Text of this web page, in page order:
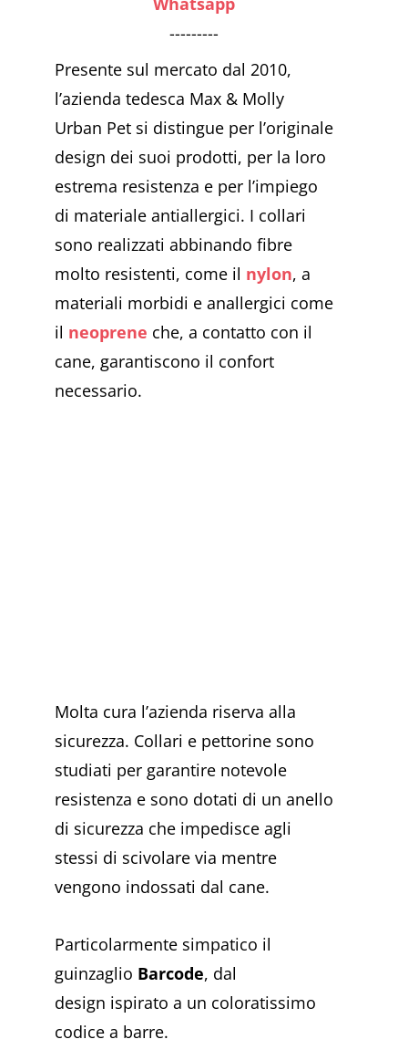
---------
Presente sul mercato dal 2010,
l’azienda tedesca Max & Molly
Urban Pet si distingue per l’originale
design dei suoi prodotti, per la loro
estrema resistenza e per l’impiego
di materiale antiallergici. I collari
sono realizzati abbinando fibre
molto resistenti, come il nylon, a
materiali morbidi e anallergici come
il neoprene che, a contatto con il
cane, garantiscono il confort
necessario.
Molta cura l’azienda riserva alla
sicurezza. Collari e pettorine sono
studiati per garantire notevole
resistenza e sono dotati di un anello
di sicurezza che impedisce agli
stessi di scivolare via mentre
vengono indossati dal cane.
Particolarmente simpatico il
guinzaglio Barcode, dal
design ispirato a un coloratissimo
codice a barre.